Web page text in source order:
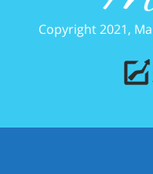
Copyright 2021,